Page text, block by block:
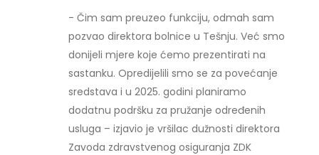
- Čim sam preuzeo funkciju, odmah sam
pozvao direktora bolnice u Tešnju. Već smo
donijeli mjere koje ćemo prezentirati na
sastanku. Opredijelili smo se za povećanje
sredstava i u 2025. godini planiramo
dodatnu podršku za pružanje određenih
usluga – izjavio je vršilac dužnosti direktora
Zavoda zdravstvenog osiguranja ZDK